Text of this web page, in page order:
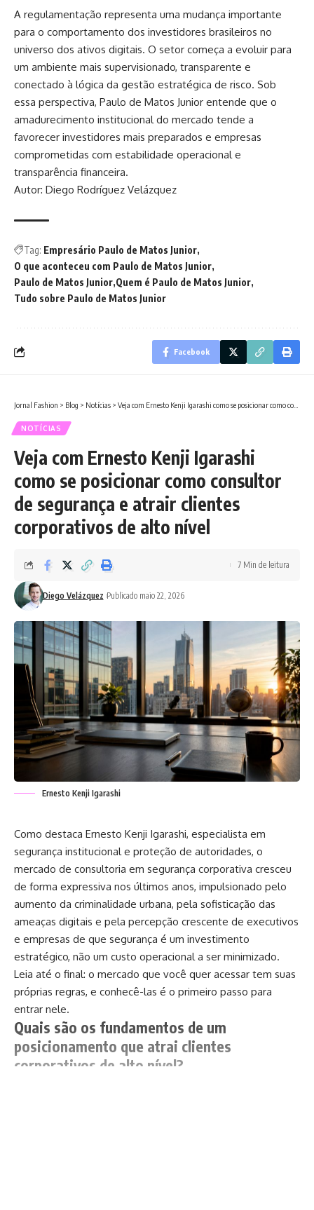
A regulamentação representa uma mudança importante
para o comportamento dos investidores brasileiros no
universo dos ativos digitais. O setor começa a evoluir para
um ambiente mais supervisionado, transparente e
conectado à lógica da gestão estratégica de risco. Sob
essa perspectiva, Paulo de Matos Junior entende que o
amadurecimento institucional do mercado tende a
favorecer investidores mais preparados e empresas
comprometidas com estabilidade operacional e
transparência financeira.
Autor: Diego Rodríguez Velázquez
Tag: Empresário Paulo de Matos Junior
O que aconteceu com Paulo de Matos Junior
Paulo de Matos Junior Quem é Paulo de Matos Junior
Tudo sobre Paulo de Matos Junior
Facebook
Jornal Fashion > Blog > Notícias > Veja com Ernesto Kenji Igarashi como se posicionar como consultor de segurança e atrair clientes corporativos de alto nível
NOTÍCIAS
Veja com Ernesto Kenji Igarashi
como se posicionar como consultor
de segurança e atrair clientes
corporativos de alto nível
Diego Velázquez Publicado maio 22, 2026
7 Min de leitura
Ernesto Kenji Igarashi
Como destaca Ernesto Kenji Igarashi, especialista em
segurança institucional e proteção de autoridades, o
mercado de consultoria em segurança corporativa cresceu
de forma expressiva nos últimos anos, impulsionado pelo
aumento da criminalidade urbana, pela sofisticação das
ameaças digitais e pela percepção crescente de executivos
e empresas de que segurança é um investimento
estratégico, não um custo operacional a ser minimizado.
Leia até o final: o mercado que você quer acessar tem suas
próprias regras, e conhecê-las é o primeiro passo para
entrar nele.
Quais são os fundamentos de um
posicionamento que atrai clientes
corporativos de alto nível?